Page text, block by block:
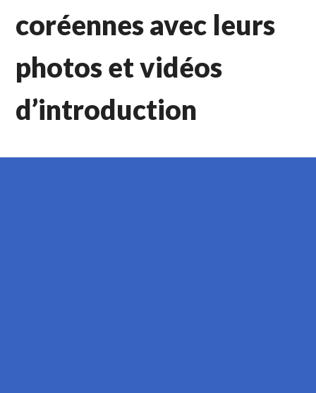
coréennes avec leurs
photos et vidéos
d’introduction